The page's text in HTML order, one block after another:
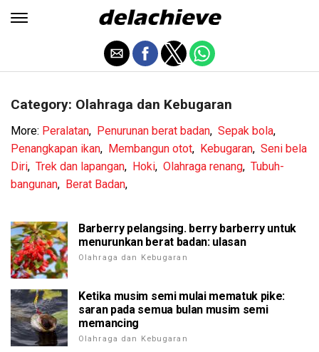
Category: Olahraga dan Kebugaran
More: Peralatan, Penurunan berat badan, Sepak bola,
Penangkapan ikan, Membangun otot, Kebugaran, Seni bela
Diri, Trek dan lapangan, Hoki, Olahraga renang, Tubuh-
bangunan, Berat Badan,
Barberry pelangsing. berry barberry untuk
menurunkan berat badan: ulasan
Olahraga dan Kebugaran
Ketika musim semi mulai mematuk pike:
saran pada semua bulan musim semi
memancing
Olahraga dan Kebugaran